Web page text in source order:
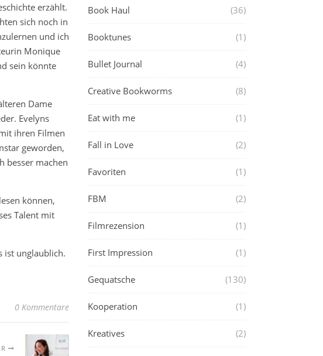
erzählt.
sich noch in
und ich
Monique
sein könnte
Dame
Evelyns
ihren Filmen
geworden,
besser machen
können,
Talent mit
ist unglaublich.
0 Kommentare
Book Haul (36)
Booktunes (1)
Bullet Journal (4)
Creative Bookworms (8)
Eat with me (1)
Fall in Love (2)
Favoriten (1)
FBM (2)
Filmrezension (1)
First Impression (1)
Gequatsche (130)
Kooperation (1)
Kreatives (2)